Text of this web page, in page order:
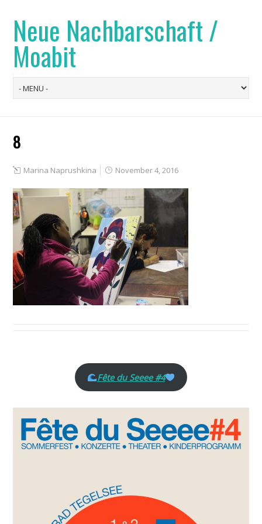
Neue Nachbarschaft /
Moabit
8
Marina Naprushkina November 4, 2016
Fête du Seeee #4